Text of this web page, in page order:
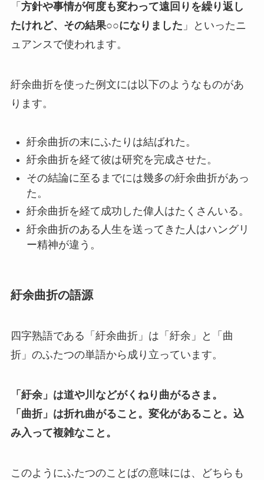
「 方針や事情が何度も変わって遠回りを繰り返し
たけれど、その結果○○になりました 」といったニ
ュアンスで使われます。
紆余曲折を使った例文には以下のようなものがあ
ります。
紆余曲折の末にふたりは結ばれた。
紆余曲折を経て彼は研究を完成させた。
その結論に至るまでには幾多の紆余曲折があっ
た。
紆余曲折を経て成功した偉人はたくさんいる。
紆余曲折のある人生を送ってきた人はハングリ
ー精神が違う。
紆余曲折の語源
四字熟語である「紆余曲折」は「紆余」と「曲
折」のふたつの単語から成り立っています。
「紆余」は道や川などがくねり曲がるさま。
「曲折」は折れ曲がること。変化があること。込
み入って複雑なこと。
このようにふたつのことばの意味には、どちらも